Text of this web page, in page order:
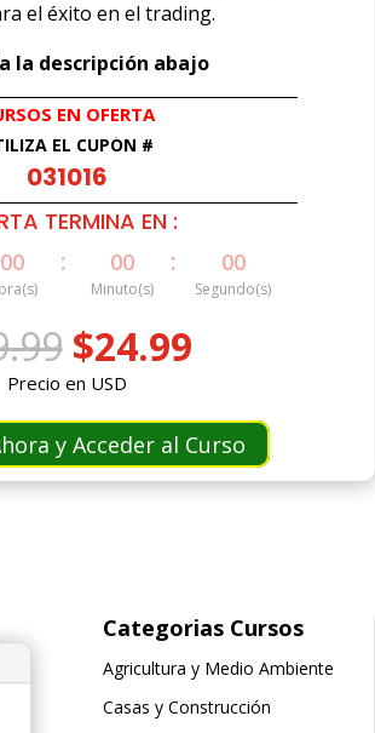
el éxito en el trading.
la descripción abajo
EN OFERTA
EL CUPÓN #
031016
TERMINA EN :
00 : 00
Minuto(s)
: 00
Segundo(s)
El
precio
original
era:
$49.99.
$24.99El
es:
$24.99.
Precio en USD
y Acceder al Curso
Categorias Cursos
Agricultura y Medio Ambiente
Casas y Construcción